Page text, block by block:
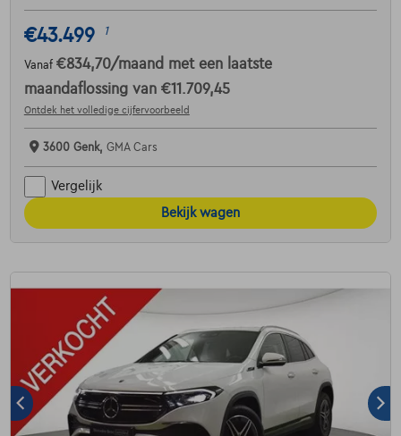
€43.499 1
Vanaf €834,70/maand met een laatste
maandaflossing van €11.709,45
Ontdek het volledige cijfervoorbeeld
3600 Genk, GMA Cars
Vergelijk
Bekijk wagen